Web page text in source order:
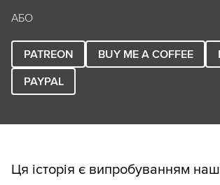
АБО
PATREON BUY ME A COFFEE
PAYPAL
Ця історія є випробуванням